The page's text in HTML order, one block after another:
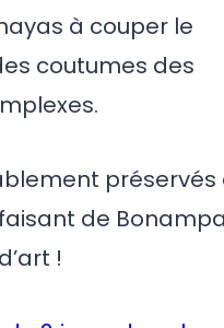
à couper le
coutumes des
préservés
de
!